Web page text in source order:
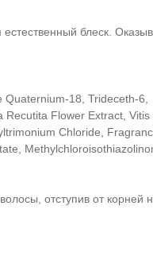
естественный блеск.
Quaternium-18, Trideceth-6,
Recutita Flower Extract, Vitis
Chloride,
отступив от корней